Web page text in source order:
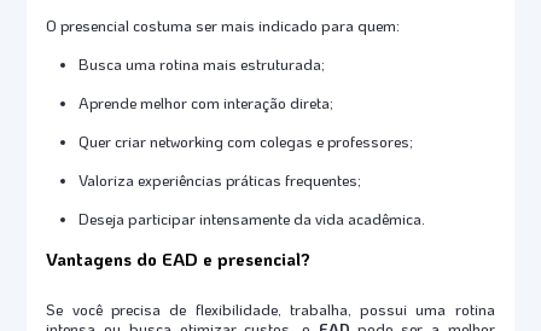
O presencial costuma ser mais indicado para quem:
Busca uma rotina mais estruturada;
Aprende melhor com interação direta;
Quer criar networking com colegas e professores;
Valoriza experiências práticas frequentes;
Deseja participar intensamente da vida acadêmica.
Vantagens do EAD e presencial?
Se você precisa de flexibilidade, trabalha, possui uma rotina